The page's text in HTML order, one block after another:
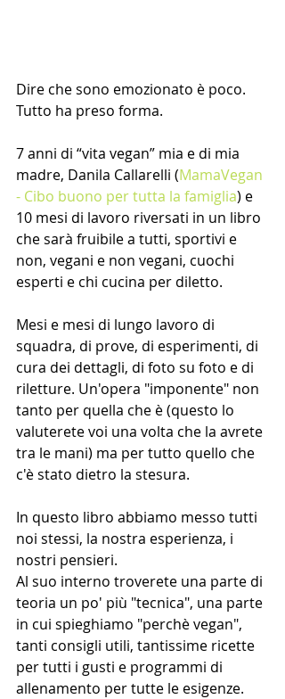
Dire che sono emozionato è poco.
Tutto ha preso forma.
7 anni di “vita vegan” mia e di mia
madre, Danila Callarelli (MamaVegan
- Cibo buono per tutta la famiglia) e
10 mesi di lavoro riversati in un libro
che sarà fruibile a tutti, sportivi e
non, vegani e non vegani, cuochi
esperti e chi cucina per diletto.
Mesi e mesi di lungo lavoro di
squadra, di prove, di esperimenti, di
cura dei dettagli, di foto su foto e di
riletture. Un'opera "imponente" non
tanto per quella che è (questo lo
valuterete voi una volta che la avrete
tra le mani) ma per tutto quello che
c'è stato dietro la stesura.
In questo libro abbiamo messo tutti
noi stessi, la nostra esperienza, i
nostri pensieri.
Al suo interno troverete una parte di
teoria un po' più "tecnica", una parte
in cui spieghiamo "perchè vegan",
tanti consigli utili, tantissime ricette
per tutti i gusti e programmi di
allenamento per tutte le esigenze.